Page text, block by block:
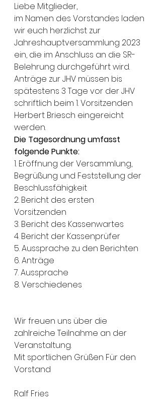
Liebe Mitglieder,
im Namen des Vorstandes laden
wir euch herzlichst zur
Jahreshauptversammlung 2023
ein, die im Anschluss an die SR-
Belehrung durchgeführt wird.
Anträge zur JHV müssen bis
spätestens 3 Tage vor der JHV
schriftlich beim 1. Vorsitzenden
Herbert Briesch eingereicht
werden.
Die Tagesordnung umfasst
folgende Punkte:
1. Eröffnung der Versammlung,
Begrüßung und Feststellung der
Beschlussfähigkeit
2. Bericht des ersten
Vorsitzenden
3. Bericht des Kassenwartes
4. Bericht der Kassenprüfer
5. Aussprache zu den Berichten
6. Anträge
7. Aussprache
8. Verschiedenes
Wir freuen uns über die
zahlreiche Teilnahme an der
Veranstaltung.
Mit sportlichen Grüßen Für den
Vorstand
Ralf Fries